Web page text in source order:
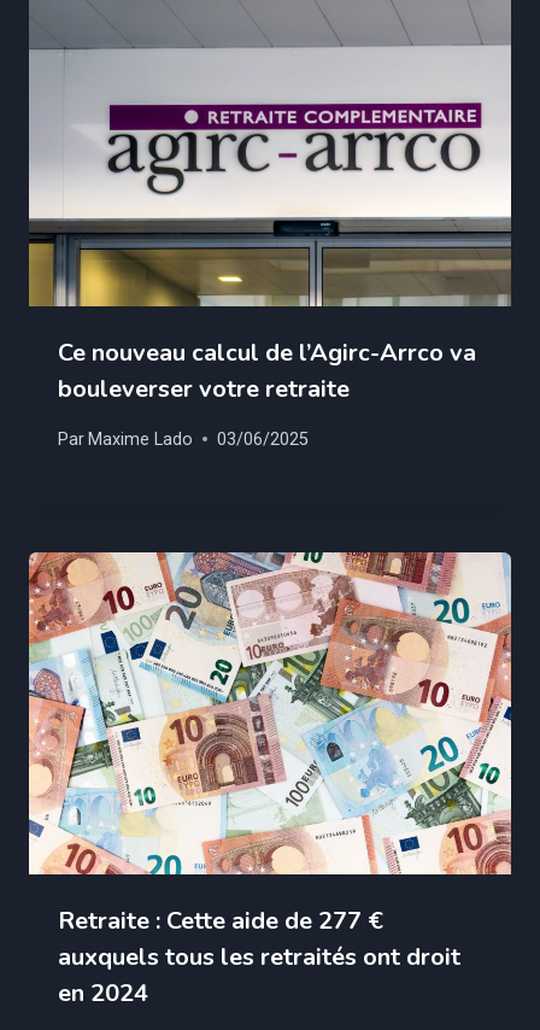
Ce nouveau calcul de l’Agirc-Arrco va
bouleverser votre retraite
Par Maxime Lado 03/06/2025
Retraite : Cette aide de 277 €
auxquels tous les retraités ont droit
en 2024